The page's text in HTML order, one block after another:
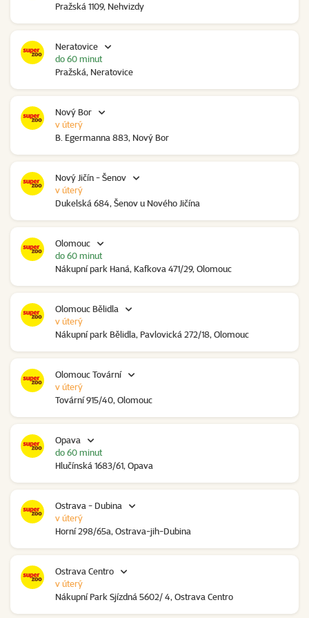
Pražská 1109, Nehvizdy
Neratovice
Pražská, Neratovice
do 60 minut
Nový Bor
B. Egermanna 883, Nový Bor
v úterý
Nový Jičín - Šenov
Dukelská 684, Šenov u Nového Jičína
v úterý
Olomouc
Nákupní park Haná, Kafkova 471/29, Olomouc
do 60 minut
Olomouc Bělidla
Nákupní park Bělidla, Pavlovická 272/18, Olomouc
v úterý
Olomouc Tovární
Tovární 915/40, Olomouc
v úterý
Opava
Hlučínská 1683/61, Opava
do 60 minut
Ostrava - Dubina
Horní 298/65a, Ostrava-jih-Dubina
v úterý
Ostrava Centro
Nákupní Park Sjízdná 5602/ 4, Ostrava Centro
v úterý